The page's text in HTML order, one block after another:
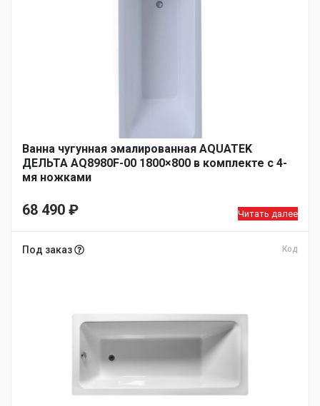
Ванна чугунная эмалированная AQUATEK
ДЕЛЬТА AQ8980F-00 1800×800 в комплекте с 4-
мя ножками
68 490 ₽ Читать далее
Под заказ Код